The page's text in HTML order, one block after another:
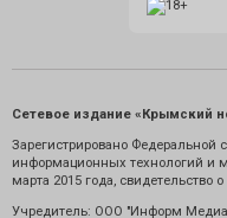
Сетевое издание «Крымский
Зарегистрировано Федеральной
информационных технологий и
марта 2015 года, свидетельство
Учредитель: ООО "Информ